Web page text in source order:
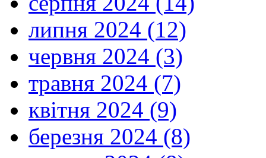
липня 2024 (12)
червня 2024 (3)
травня 2024 (7)
квітня 2024 (9)
березня 2024 (8)